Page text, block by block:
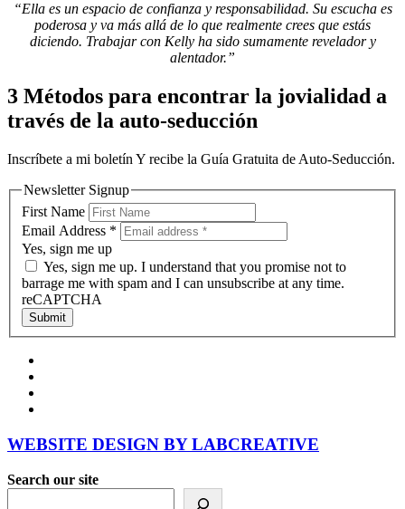
“Ella es un espacio de confianza y responsabilidad. Su escucha es
poderosa y va más allá de lo que realmente crees que estás
diciendo. Trabajar con Kelly ha sido sumamente revelador y
alentador.”
3 Métodos para encontrar la jovialidad a
través de la auto-seducción
Inscríbete a mi boletín Y recibe la Guía Gratuita de Auto-Seducción.
Newsletter Signup
First Name
Email Address *
Yes, sign me up
Yes, sign me up. I understand that you promise not to
barrage me with spam and I can unsubscribe at any time.
reCAPTCHA
Submit
WEBSITE DESIGN BY LABCREATIVE
Search our site